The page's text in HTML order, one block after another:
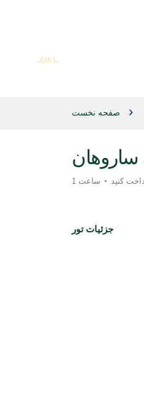
صفحه نخست
1 ساعت کنید
جزئیات تور